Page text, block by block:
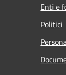
Enti e
Politici